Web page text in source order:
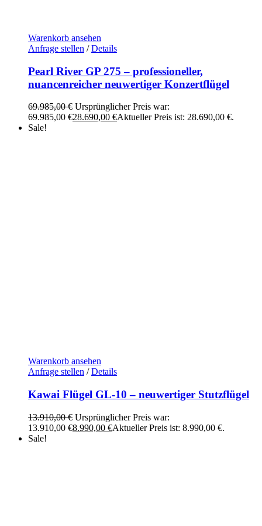
Warenkorb ansehen
Anfrage stellen / Details
Pearl River GP 275 – professioneller,
nuancenreicher neuwertiger Konzertflügel
69.985,00€ Ursprünglicher Preis war:
69.985,00 €28.690,00 €Aktueller Preis ist: 28.690,00 €.
Sale!
Warenkorb ansehen
Anfrage stellen / Details
Kawai Flügel GL-10 – neuwertiger Stutzflügel
13.910,00€ Ursprünglicher Preis war:
13.910,00 €8.990,00 €Aktueller Preis ist: 8.990,00 €.
Sale!